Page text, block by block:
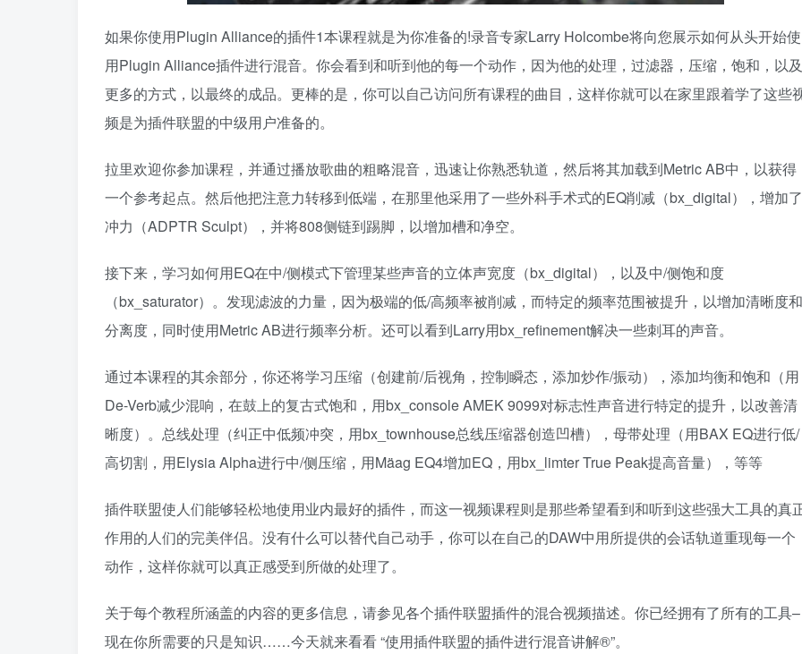
如果你使用Plugin Alliance的插件1本课程就是为你准备的!录音专家Larry Holcombe将向您展示如何从头开始使
用Plugin Alliance插件进行混音。你会看到和听到他的每一个动作，因为他的处理，过滤器，压缩，饱和，以及
更多的方式，以最终的成品。更棒的是，你可以自己访问所有课程的曲目，这样你就可以在家里跟着学了这些
频是为插件联盟的中级用户准备的。
拉里欢迎你参加课程，并通过播放歌曲的粗略混音，迅速让你熟悉轨道，然后将其加载到Metric AB中，以获得
一个参考起点。然后他把注意力转移到低端，在那里他采用了一些外科手术式的EQ削减（bx_digital），增加了
冲力（ADPTR Sculpt），并将808侧链到踢脚，以增加槽和净空。
接下来，学习如何用EQ在中/侧模式下管理某些声音的立体声宽度（bx_digital），以及中/侧饱和度
（bx_saturator）。发现滤波的力量，因为极端的低/高频率被削减，而特定的频率范围被提升，以增加清晰度和
分离度，同时使用Metric AB进行频率分析。还可以看到Larry用bx_refinement解决一些刺耳的声音。
通过本课程的其余部分，你还将学习压缩（创建前/后视角，控制瞬态，添加炒作/振动），添加均衡和饱和（用
De-Verb减少混响，在鼓上的复古式饱和，用bx_console AMEK 9099对标志性声音进行特定的提升，以改善清
晰度）。总线处理（纠正中低频冲突，用bx_townhouse总线压缩器创造凹槽），母带处理（用BAX EQ进行低/
高切割，用Elysia Alpha进行中/侧压缩，用Mäag EQ4增加EQ，用bx_limter True Peak提高音量），等等
插件联盟使人们能够轻松地使用业内最好的插件，而这一视频课程则是那些希望看到和听到这些强大工具的真
作用的人们的完美伴侣。没有什么可以替代自己动手，你可以在自己的DAW中用所提供的会话轨道重现每一个
动作，这样你就可以真正感受到所做的处理了。
关于每个教程所涵盖的内容的更多信息，请参见各个插件联盟插件的混合视频描述。你已经拥有了所有的工具–
现在你所需要的只是知识……今天就来看看 “使用插件联盟的插件进行混音讲解®”。